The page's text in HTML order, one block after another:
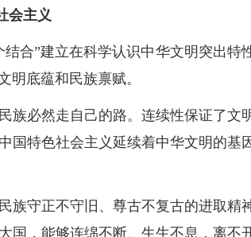
会主义
合”建立在科学认识中华文明突出特
明底蕴和民族禀赋。
族必然走自己的路。连续性保证了文
国特色社会主义延续着中华文明的基
守正不守旧、尊古不复古的进取精
，能够连绵不断、生生不息，离不